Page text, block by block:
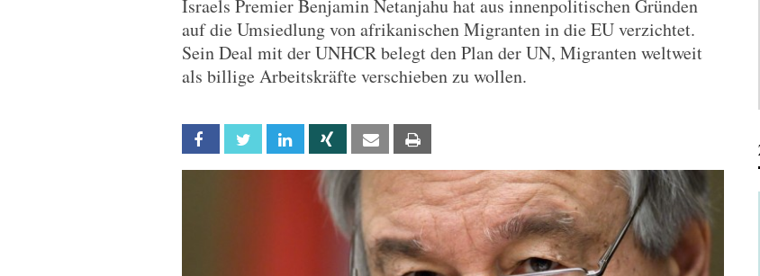
Israels Premier Benjamin Netanjahu hat aus innenpolitischen Gründen
auf die Umsiedlung von afrikanischen Migranten in die EU verzichtet.
Sein Deal mit der UNHCR belegt den Plan der UN, Migranten weltweit
als billige Arbeitskräfte verschieben zu wollen.
Facebook Twitter Linkedin Xing Email